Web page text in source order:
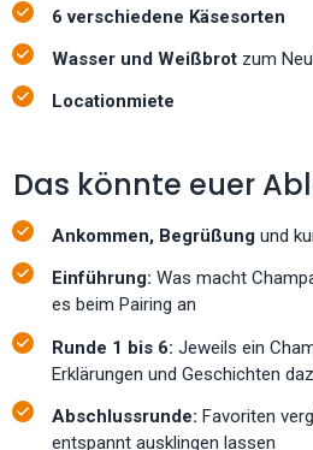
6 verschiedene Käsesorten
Wasser und Weißbrot zum
Locationmiete
Das könnte euer
Ankommen, Begrüßung und
Einführung: Was macht
es beim Pairing an
Runde 1 bis 6:Jeweils ein
Erklärungen und Geschichten
Abschlussrunde:Favoriten
entspannt ausklingen lassen